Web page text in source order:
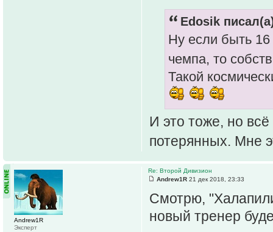
Edosik
Ну если быть 16
чемпа, то
Такой
И это тоже, но
потерянных. Мне
Re: Второй Дивизион
Andrew1R 21 дек 2018, 23:33
Смотрю,
новый тренер
Andrew1R
Эксперт